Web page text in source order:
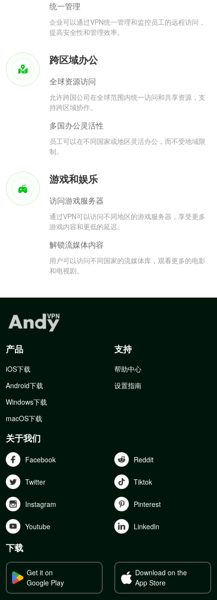
统一管理
企业可以通过VPN统一管理和监控员工的远程访问，
提高安全性和管理效率。
跨区域办公
全球资源访问
允许跨国公司在全球范围内统一访问和共享资源，支
持跨区域协作。
多国办公灵活性
员工可以在不同国家或地区灵活办公，而不受地域限
制。
游戏和娱乐
访问游戏服务器
通过VPN可以访问不同地区的游戏服务器，享受更多
游戏内容和更低的延迟。
解锁流媒体内容
用户可以访问不同国家的流媒体库，观看更多的电影
和电视剧。
产品
iOS下载
Android下载
Windows下载
macOS下载
支持
帮助中心
设置指南
关于我们
Facebook Reddit
Twitter Tiktok
Instagram Pinterest
Youtube Linkedln
下载
Get it on
Google Play
Download on the
App Store